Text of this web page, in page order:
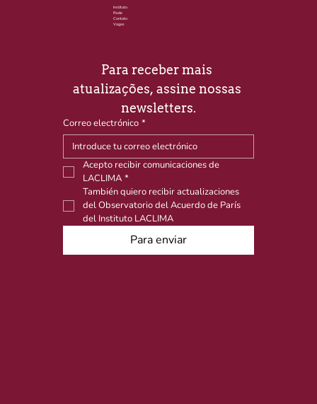
Instituto
Rede
Contato
Vagas
Para receber mais
atualizações, assine nossas
newsletters.
Correo electrónico *
Acepto recibir comunicaciones de
LACLIMA *
También quiero recibir actualizaciones
del Observatorio del Acuerdo de París
del Instituto LACLIMA
Para enviar